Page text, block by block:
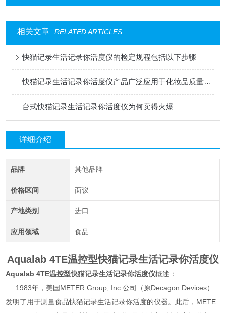
相关文章 RELATED ARTICLES
快猫记录生活记录你活度仪的检定规程包括以下步骤
快猫记录生活记录你活度仪产品广泛应用于化妆品质量控制
台式快猫记录生活记录你活度仪为何卖得火爆
详细介绍
品牌 其他品牌
价格区间 面议
产地类别 进口
应用领域 食品
Aqualab 4TE温控型快猫记录生活记录你活度仪
Aqualab 4TE温控型快猫记录生活记录你活度仪概述：
1983年，美国METER Group, Inc.公司（原Decagon Devices）
发明了用于测量食品快猫记录生活记录你活度的仪器。此后，METE